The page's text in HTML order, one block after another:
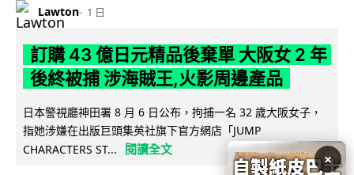
Lawton 1 日
訂購 43 億日元精品後棄單 大阪女 2 年
後終被捕 涉海賊王,火影周邊產品
日本警視廳神田署 8 月 6 日公布，拘捕一名 32 歲大阪女子，
指她涉嫌在出版巨頭集英社旗下官方網店「JUMP
CHARACTERS ST...
閱讀全文
×